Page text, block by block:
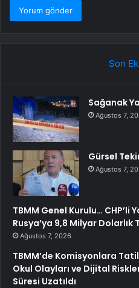
Son
Sağanak
Ağustos 7,
Gürsel
Ağustos 7,
TBMM Genel Kurulu… CHP’li
Rusya’ya 9,8 Milyar Dolarlık
Ağustos 7, 2026
TBMM’de Komisyonlara
Okul Olayları ve Dijital
Süresi Uzatıldı